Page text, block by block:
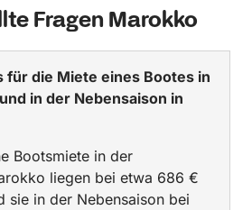
Fragen Marokko
für die Miete eines Bootes in
in der Nebensaison in
Bootsmiete in der
liegen bei etwa 686 €
sie in der Nebensaison bei